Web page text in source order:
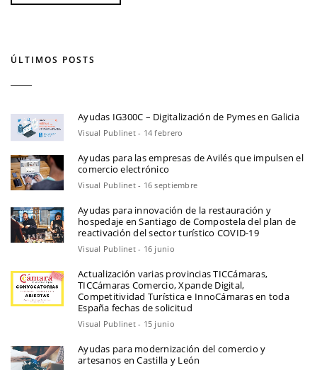
SOLUCIONES
ÚLTIMOS POSTS
Ayudas IG300C – Digitalización de Pymes en Galicia
Visual Publinet - 14 febrero
Ayudas para las empresas de Avilés que impulsen el
comercio electrónico
Visual Publinet - 16 septiembre
Ayudas para innovación de la restauración y
hospedaje en Santiago de Compostela del plan de
reactivación del sector turístico COVID-19
Visual Publinet - 16 junio
Actualización varias provincias TICCámaras,
TICCámaras Comercio, Xpande Digital,
Competitividad Turística e InnoCámaras en toda
España fechas de solicitud
Visual Publinet - 15 junio
Ayudas para modernización del comercio y
artesanos en Castilla y León